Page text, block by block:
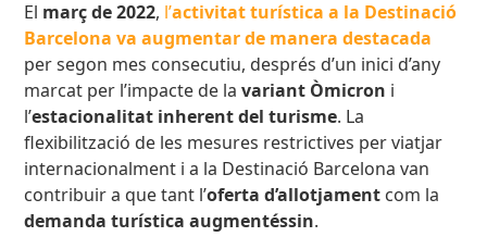
El març de 2022, l’activitat turística a la Destinació
Barcelona va augmentar de manera destacada
per segon mes consecutiu, després d’un inici d’any
marcat per l’impacte de lavariant Òmicron i
l’estacionalitat inherent del turisme. La
flexibilització de les mesures restrictives per viatjar
internacionalment i a la Destinació Barcelona van
contribuir a que tant l’oferta d’allotjament com la
demanda turística augmentéssin.